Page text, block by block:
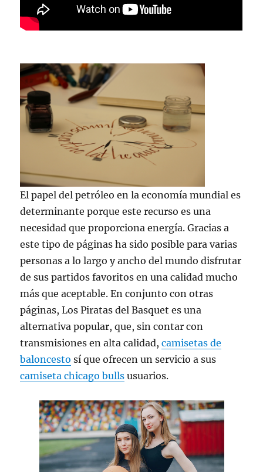
El papel del petróleo en la economía mundial es
determinante porque este recurso es una
necesidad que proporciona energía. Gracias a
este tipo de páginas ha sido posible para varias
personas a lo largo y ancho del mundo disfrutar
de sus partidos favoritos en una calidad mucho
más que aceptable. En conjunto con otras
páginas, Los Piratas del Basquet es una
alternativa popular, que, sin contar con
transmisiones en alta calidad,camisetas de
baloncesto sí que ofrecen un servicio a sus
camiseta chicago bulls usuarios.